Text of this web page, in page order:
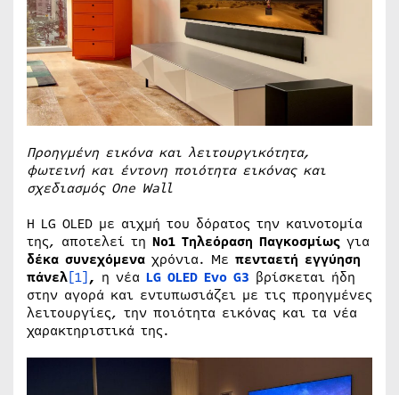
Προηγμένη εικόνα και λειτουργικότητα,
φωτεινή και έντονη ποιότητα εικόνας και
σχεδιασμός One Wall
Η LG OLED με αιχμή του δόρατος την καινοτομία
της, αποτελεί τη Νο1 Τηλεόραση Παγκοσμίως για
δέκα συνεχόμενα χρόνια. Με πενταετή εγγύηση
πάνελ[1], η νέα LG OLED Evo G3 βρίσκεται ήδη
στην αγορά και εντυπωσιάζει με τις προηγμένες
λειτουργίες, την ποιότητα εικόνας και τα νέα
χαρακτηριστικά της.